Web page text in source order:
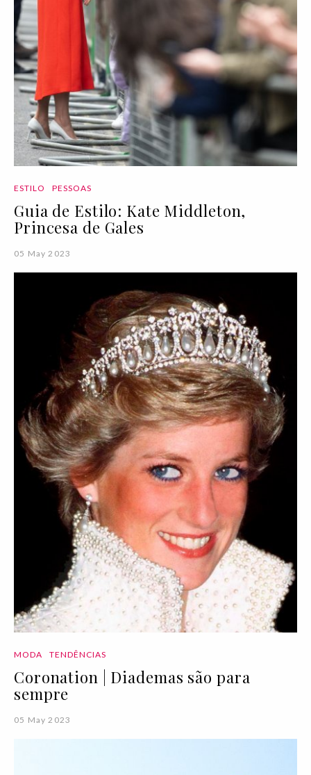
ESTILO PESSOAS
Guia de Estilo: Kate Middleton,
Princesa de Gales
05 May 2023
MODA TENDÊNCIAS
Coronation | Diademas são para
sempre
05 May 2023